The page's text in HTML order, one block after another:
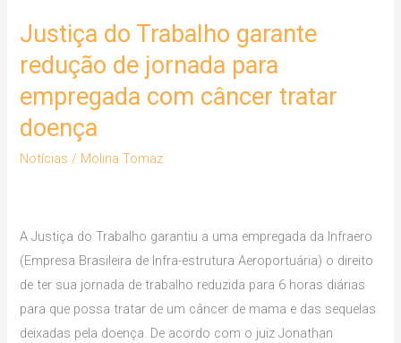
Justiça do Trabalho garante
redução de jornada para
empregada com câncer tratar
doença
Notícias / Molina Tomaz
A Justiça do Trabalho garantiu a uma empregada da Infraero
(Empresa Brasileira de Infra-estrutura Aeroportuária) o direito
de ter sua jornada de trabalho reduzida para 6 horas diárias
para que possa tratar de um câncer de mama e das sequelas
deixadas pela doença. De acordo com o juiz Jonathan
Justiça
Trabalho
garante
redução
de
câncer
doença